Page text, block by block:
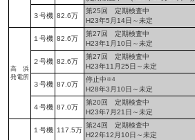
３号機 82.6万
第25回 定期検査中
H23年5月14日～未定
高 浜
発電所
１号機 82.6万
第27回 定期検査中
H23年1月10日～未定
２号機 82.6万
第27回 定期検査中
H23年11月25日～未定
３号機 87.0万
停止中 ※4
H28年3月10日～未定
４号機 87.0万
第20回 定期検査中
H23年7月21日～未定
１号機 117.5万
第24回 定期検査中
H22年12月10日～未定